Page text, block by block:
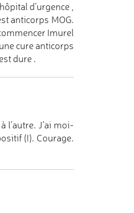
d’urgence ,
anticorps MOG.
Imurel
cure anticorps
dure .
l’autre. J’ai moi-
(!). Courage.